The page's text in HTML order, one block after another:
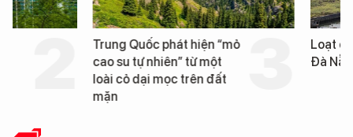
Trung Quốc phát hiện “mỏ
cao su tự nhiên” từ một
loài cỏ dại mọc trên đất
Loạt dự án bất động
Đà Nẵng sắp bị kiểm